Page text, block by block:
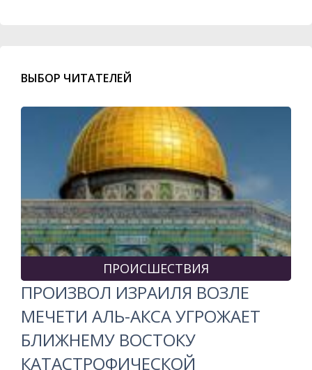
ВЫБОР ЧИТАТЕЛЕЙ
ПРОИСШЕСТВИЯ
ПРОИЗВОЛ ИЗРАИЛЯ ВОЗЛЕ
МЕЧЕТИ АЛЬ-АКСА УГРОЖАЕТ
БЛИЖНЕМУ ВОСТОКУ
КАТАСТРОФИЧЕСКОЙ